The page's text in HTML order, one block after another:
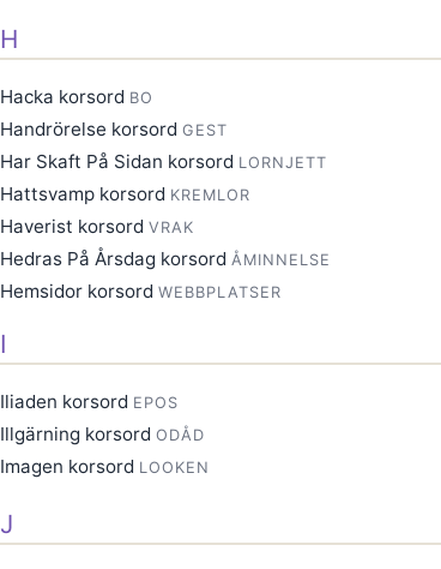
H
Hacka korsord BO
Handrörelse korsord GEST
Har Skaft På Sidan korsord LORNJETT
Hattsvamp korsord KREMLOR
Haverist korsord VRAK
Hedras På Årsdag korsord ÅMINNELSE
Hemsidor korsord WEBBPLATSER
I
Iliaden korsord EPOS
Illgärning korsord ODÅD
Imagen korsord LOOKEN
J